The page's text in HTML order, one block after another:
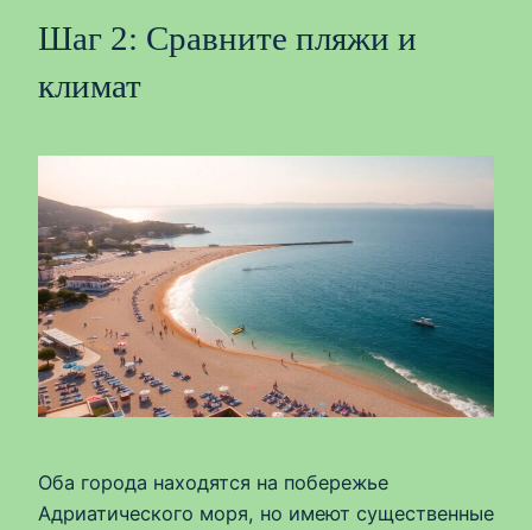
Шаг 2: Сравните пляжи и
климат
Оба города находятся на побережье
Адриатического моря, но имеют существенные